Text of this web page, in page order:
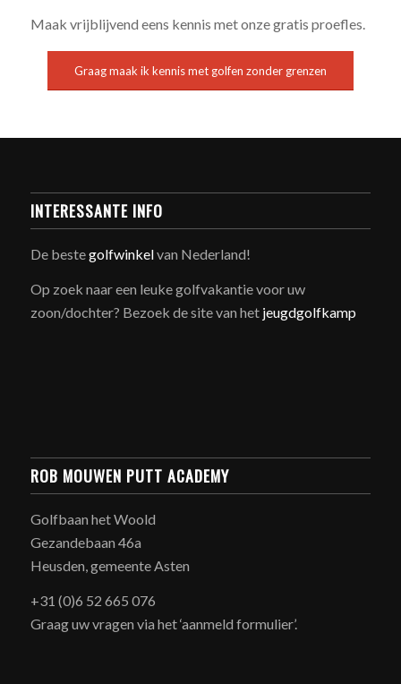
Maak vrijblijvend eens kennis met onze gratis proefles.
Graag maak ik kennis met golfen zonder grenzen
INTERESSANTE INFO
De bestegolfwinkelvan Nederland!
Op zoek naar een leuke golfvakantie voor uw
zoon/dochter? Bezoek de site van hetjeugdgolfkamp
ROB MOUWEN PUTT ACADEMY
Golfbaan het Woold
Gezandebaan 46a
Heusden, gemeente Asten
+31 (0)6 52 665 076
Graag uw vragen via het ‘aanmeld formulier’.